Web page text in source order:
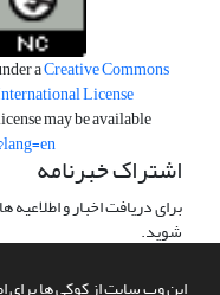
این وب سایت از کوکی ها برای
aCreative Commons
License
may be available
اشتراک خبرنامه
برای دریافت اخبار و
شوید.